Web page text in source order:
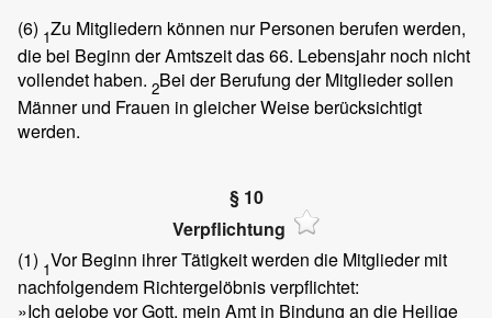
(6) 1Zu Mitgliedern können nur Personen berufen werden,
die bei Beginn der Amtszeit das 66. Lebensjahr noch nicht
vollendet haben. 2Bei der Berufung der Mitglieder sollen
Männer und Frauen in gleicher Weise berücksichtigt
werden.
§ 10
Verpflichtung
(1) 1Vor Beginn ihrer Tätigkeit werden die Mitglieder mit
nachfolgendem Richtergelöbnis verpflichtet:
»Ich gelobe vor Gott, mein Amt in Bindung an die Heilige